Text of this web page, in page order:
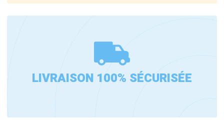
LIVRAISON 100% SÉCURISÉE